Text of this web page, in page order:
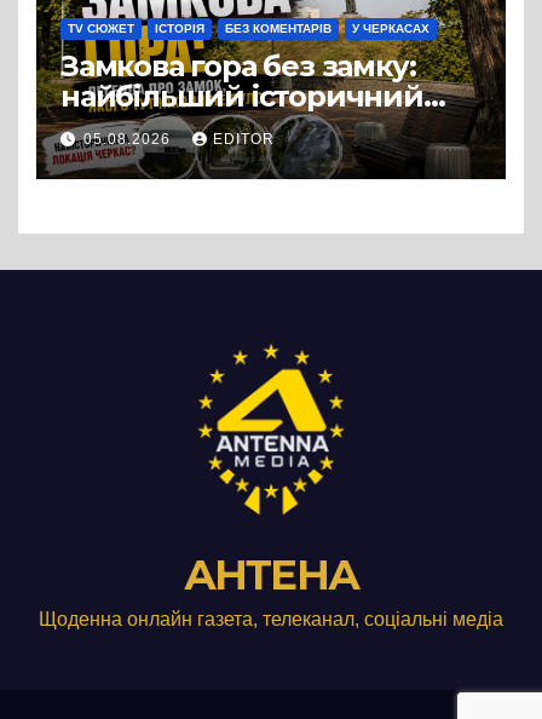
TV СЮЖЕТ ІСТОРІЯ БЕЗ КОМЕНТАРІВ У ЧЕРКАСАХ
Замкова гора без замку:
найбільший історичний
міф Черкас
05.08.2026 EDITOR
АНТЕНА
Щоденна онлайн газета, телеканал, соціальні медіа